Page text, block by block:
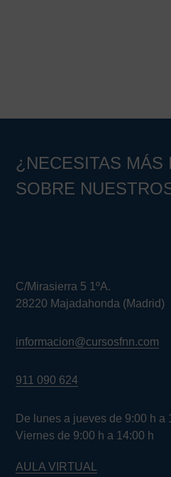
¿NECESITAS MÁS
SOBRE
C/Mirasierra 5 1ºA.
28220 Majadahonda (Madrid)
informacion@cursosfnn.com
911 090 624
De lunes a jueves de 9:00 h a
Viernes de 9:00 h a 14:00 h
AULA VIRTUAL